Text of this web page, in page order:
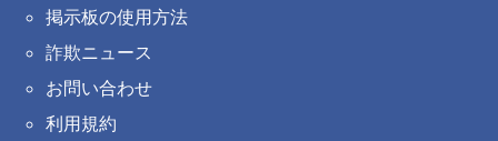
掲示板の使用方法
詐欺ニュース
お問い合わせ
利用規約